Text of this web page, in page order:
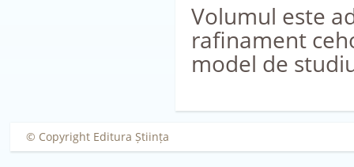
Volumul este
rafinament
model de
© Copyright Editura Știința